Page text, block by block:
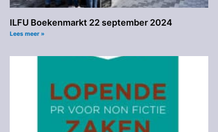
ILFU Boekenmarkt 22 september 2024
Lees meer »